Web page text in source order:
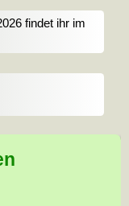
findet ihr im